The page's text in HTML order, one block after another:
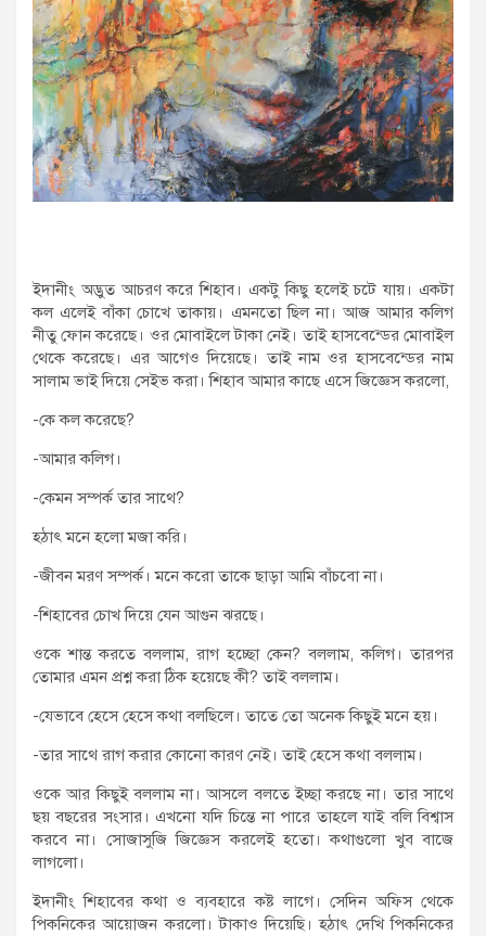
ইদানীং অদ্ভুত আচরণ করে শিহাব। একটু কিছু হলেই চটে যায়। একটা
কল এলেই বাঁকা চোখে তাকায়। এমনতো ছিল না। আজ আমার কলিগ
নীতু ফোন করেছে। ওর মোবাইলে টাকা নেই। তাই হাসবেন্ডের মোবাইল
থেকে করেছে। এর আগেও দিয়েছে। তাই নাম ওর হাসবেন্ডের নাম
সালাম ভাই দিয়ে সেইভ করা। শিহাব আমার কাছে এসে জিজ্ঞেস করলো,
-কে কল করেছে?
-আমার কলিগ।
-কেমন সম্পর্ক তার সাথে?
হঠাৎ মনে হলো মজা করি।
-জীবন মরণ সম্পর্ক। মনে করো তাকে ছাড়া আমি বাঁচবো না।
-শিহাবের চোখ দিয়ে যেন আগুন ঝরছে।
ওকে শান্ত করতে বললাম, রাগ হচ্ছো কেন? বললাম, কলিগ। তারপর
তোমার এমন প্রশ্ন করা ঠিক হয়েছে কী? তাই বললাম।
-যেভাবে হেসে হেসে কথা বলছিলে। তাতে তো অনেক কিছুই মনে হয়।
-তার সাথে রাগ করার কোনো কারণ নেই। তাই হেসে কথা বললাম।
ওকে আর কিছুই বললাম না। আসলে বলতে ইচ্ছা করছে না। তার সাথে
ছয় বছরের সংসার। এখনো যদি চিন্তে না পারে তাহলে যাই বলি বিশ্বাস
করবে না। সোজাসুজি জিজ্ঞেস করলেই হতো। কথাগুলো খুব বাজে
লাগলো।
ইদানীং শিহাবের কথা ও ব্যবহারে কষ্ট লাগে। সেদিন অফিস থেকে
পিকনিকের আয়োজন করলো। টাকাও দিয়েছি। হঠাৎ দেখি পিকনিকের